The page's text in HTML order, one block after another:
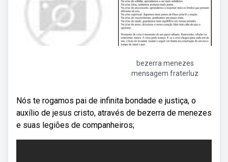
bezerra menezes
mensagem fraterluz
Nós te rogamos pai de infinita bondade e justiça, o
auxílio de jesus cristo, através de bezerra de menezes
e suas legiões de companheiros;